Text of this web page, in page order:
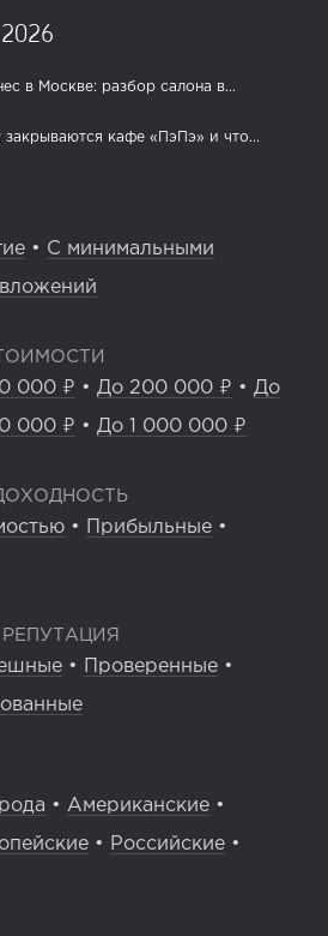
в Москве: разбор салона в...
кафе «ПэПэ» и что...
• С минимальными
000 ₽ • До 200 000 ₽ • До
000 ₽ • До 1 000 000 ₽
• Прибыльные •
• Проверенные •
• Американские •
• Российские •